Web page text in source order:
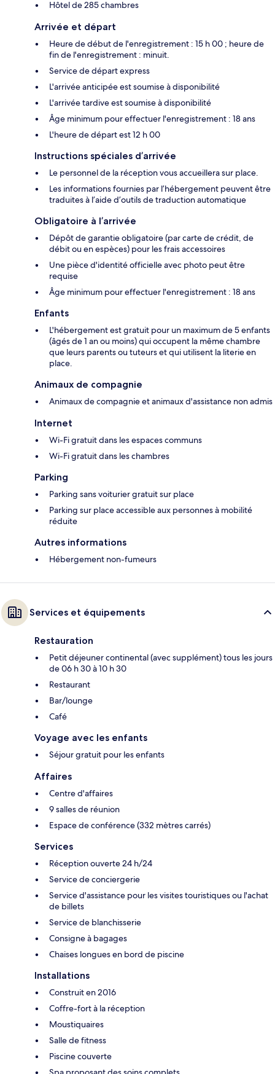
Hôtel de 285 chambres
Arrivée et départ
Heure de début de l'enregistrement : 15 h 00 ; heure de
fin de l'enregistrement : minuit.
Service de départ express
L'arrivée anticipée est soumise à disponibilité
L'arrivée tardive est soumise à disponibilité
Âge minimum pour effectuer l'enregistrement : 18 ans
L'heure de départ est 12 h 00
Instructions spéciales d’arrivée
Le personnel de la réception vous accueillera sur place.
Les informations fournies par l’hébergement peuvent être
traduites à l’aide d’outils de traduction automatique
Obligatoire à l’arrivée
Dépôt de garantie obligatoire (par carte de crédit, de
débit ou en espèces) pour les frais accessoires
Une pièce d'identité officielle avec photo peut être
requise
Âge minimum pour effectuer l'enregistrement : 18 ans
Enfants
L'hébergement est gratuit pour un maximum de 5 enfants
(âgés de 1 an ou moins) qui occupent la même chambre
que leurs parents ou tuteurs et qui utilisent la literie en
place.
Animaux de compagnie
Animaux de compagnie et animaux d'assistance non admis
Internet
Wi-Fi gratuit dans les espaces communs
Wi-Fi gratuit dans les chambres
Parking
Parking sans voiturier gratuit sur place
Parking sur place accessible aux personnes à mobilité
réduite
Autres informations
Hébergement non-fumeurs
Services et équipements
Restauration
Petit déjeuner continental (avec supplément) tous les jours
de 06 h 30 à 10 h 30
Restaurant
Bar/lounge
Café
Voyage avec les enfants
Séjour gratuit pour les enfants
Affaires
Centre d'affaires
9 salles de réunion
Espace de conférence (332 mètres carrés)
Services
Réception ouverte 24 h/24
Service de conciergerie
Service d'assistance pour les visites touristiques ou l'achat
de billets
Service de blanchisserie
Consigne à bagages
Chaises longues en bord de piscine
Installations
Construit en 2016
Coffre-fort à la réception
Moustiquaires
Salle de fitness
Piscine couverte